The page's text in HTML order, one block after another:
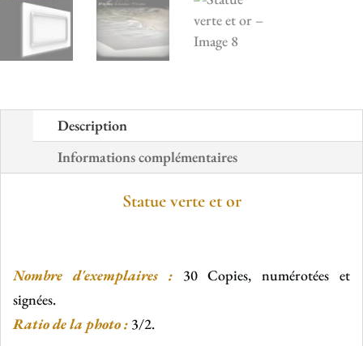
Description
Informations complémentaires
Statue verte et or
Nombre d'exemplaires :30 Copies, numérotées et
signées.
Ratio de la photo : 3/2.